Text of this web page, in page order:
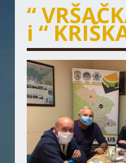
“
i “